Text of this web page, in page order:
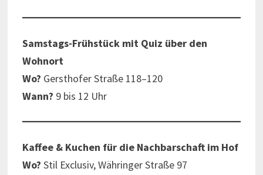
Samstags-Frühstück mit Quiz über den
Wohnort
Wo? Gersthofer Straße 118–120
Wann? 9 bis 12 Uhr
Kaffee & Kuchen für die Nachbarschaft im Hof
Wo? Stil Exclusiv, Währinger Straße 97